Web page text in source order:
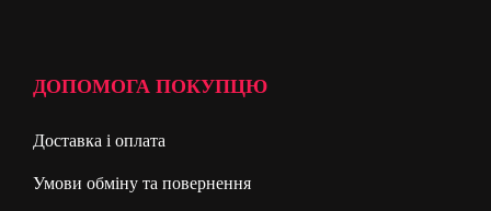
ДОПОМОГА ПОКУПЦЮ
Доставка і оплата
Умови обміну та повернення